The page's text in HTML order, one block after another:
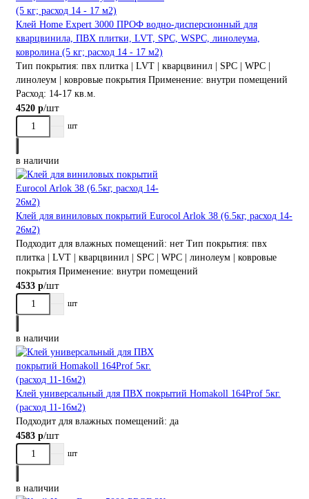
Клей Home Expert 3000 ПРОФ водно-дисперсионный для
кварцвинила, ПВХ плитки, LVT, SPC, WSPС, линолеума,
ковролина (5 кг; расход 14 - 17 м2)
Тип покрытия: пвх плитка | LVT | кварцвинил | SPC | WPC |
линолеум | ковровые покрытия Применение: внутри помещений
Расход: 14-17 кв.м.
4520 р/шт
шт
в наличии
Клей для виниловых покрытий Eurocol Arlok 38 (6.5кг, расход 14-
26м2)
Подходит для влажных помещений: нет Тип покрытия: пвх
плитка | LVT | кварцвинил | SPC | WPC | линолеум | ковровые
покрытия Применение: внутри помещений
4533 р/шт
шт
в наличии
Клей универсальный для ПВХ покрытий Homakoll 164Prof 5кг.
(расход 11-16м2)
Подходит для влажных помещений: да
4583 р/шт
шт
в наличии